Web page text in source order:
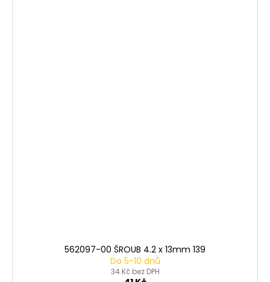
562097-00 ŠROUB 4.2 x 13mm 139
Do 5-10 dnů
34 Kč bez DPH